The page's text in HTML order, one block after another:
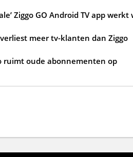
Ziggo GO Android TV app
meer tv-klanten dan Ziggo
ruimt oude abonnementen op